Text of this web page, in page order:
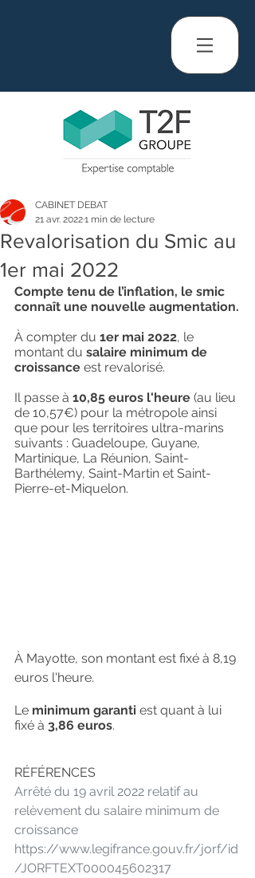
Revalorisation du Smic au
1er mai 2022
CABINET DEBAT
21 avr. 20221 min de lecture
Compte tenu de l’inflation, le smic
connaît une nouvelle augmentation.
À compter du 1er mai 2022, le
montant du salaire minimum de
croissance est revalorisé.
Il passe à 10,85 euros l'heure (au lieu
de 10,57€) pour la métropole ainsi
que pour les territoires ultra-marins
suivants : Guadeloupe, Guyane,
Martinique, La Réunion, Saint-
Barthélemy, Saint-Martin et Saint-
Pierre-et-Miquelon.
À Mayotte, son montant est fixé à 8,19
euros l'heure.
Le minimum garanti est quant à lui
fixé à 3,86 euros.
RÉFÉRENCES
Arrêté du 19 avril 2022 relatif au
relèvement du salaire minimum de
croissance
https://www.legifrance.gouv.fr/jorf/id
/JORFTEXT000045602317